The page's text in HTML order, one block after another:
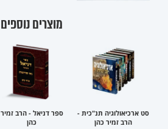
מוצרים נוספים
סט ארכיאולוגיה תנ"כית -
הרב זמיר כהן
ספר דניאל - הרב זמיר
כהן